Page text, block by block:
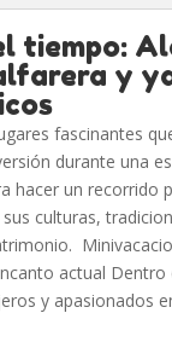
tiempo:
y
fascinantes
durante una
hacer un recorrido
culturas,
actual Dentro
y apasionados